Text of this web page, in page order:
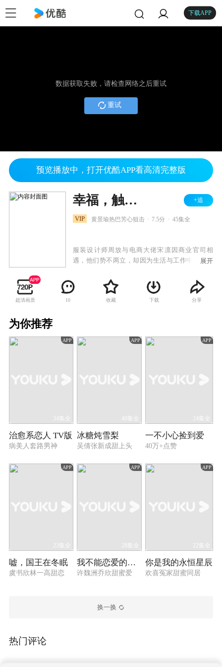
下载APP
数据获取失败，请检查网络之后重试
重试
预览播放中，打开优酷APP看高清完整版
幸福，触手可及！ DVD版 +追
VIP 黄景瑜热巴芳心狙击 7.5分 45集全
服装设计师周放与电商大佬宋凛因商业官司相
遇，他们势不两立，却因为生活与工作中的种种
不断，矛盾丛生。但在相互较劲的过程中获得成
长，同时在对方身上找到了内心的所属，渐渐相
爱。周放与宋凛彼此支撑着也彼此嫌弃着，他们
模式，在事业上获得了新的突破。
展开
超清画质 10 收藏 下载 分享
为你推荐
APP
34集全
治愈系恋人 TV版
病美人套路男神
APP
40集全
冰糖炖雪梨
吴倩张新成甜上头
APP
24集全
一不小心捡到爱
40万+点赞
APP
23集全
嘘，国王在冬眠
虞书欣林一高甜恋
APP
28集全
我不能恋爱的女朋友
许魏洲乔欣甜蜜爱
APP
22集全
你是我的永恒星辰
欢喜冤家甜蜜同居
换一换
热门评论